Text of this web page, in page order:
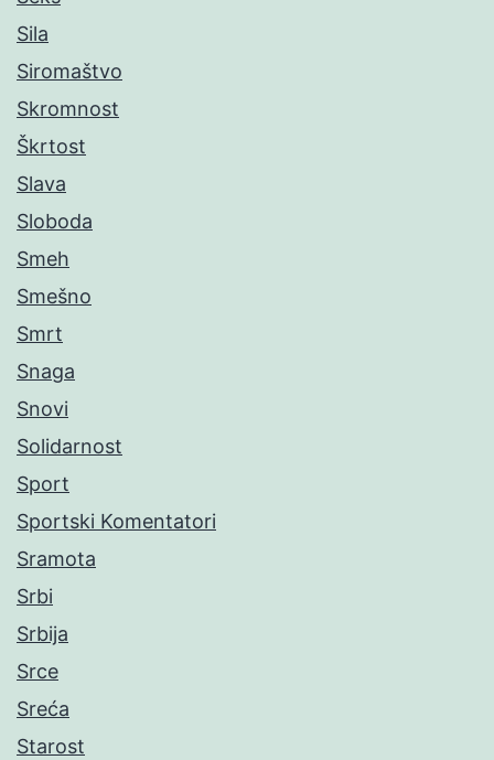
Sila
Siromaštvo
Skromnost
Škrtost
Slava
Sloboda
Smeh
Smešno
Smrt
Snaga
Snovi
Solidarnost
Sport
Sportski Komentatori
Sramota
Srbi
Srbija
Srce
Sreća
Starost